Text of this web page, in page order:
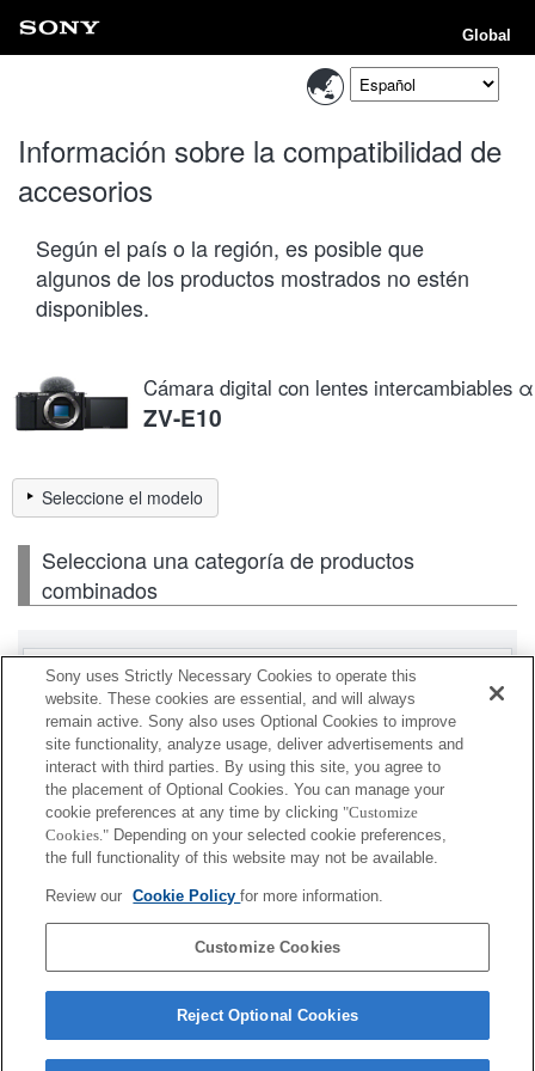
Global
Información sobre la compatibilidad de
accesorios
Según el país o la región, es posible que
algunos de los productos mostrados no estén
disponibles.
Cámara digital con lentes intercambiables α
ZV-E10
Seleccione el modelo
Selecciona una categoría de productos
combinados
Lentes intercambiables
Flash / luz
Tarjeta de memoria
Alimentación
Accesorios
Según el país o la región, es posible que algunos de
los productos mostrados no estén disponibles.
Sony uses Strictly Necessary Cookies to operate this
website. These cookies are essential, and will always
remain active. Sony also uses Optional Cookies to improve
site functionality, analyze usage, deliver advertisements and
interact with third parties. By using this site, you agree to
the placement of Optional Cookies. You can manage your
cookie preferences at any time by clicking "Customize
Cookies." Depending on your selected cookie preferences,
the full functionality of this website may not be available.
Review our Cookie Policyfor more information.
Customize Cookies
Reject Optional Cookies